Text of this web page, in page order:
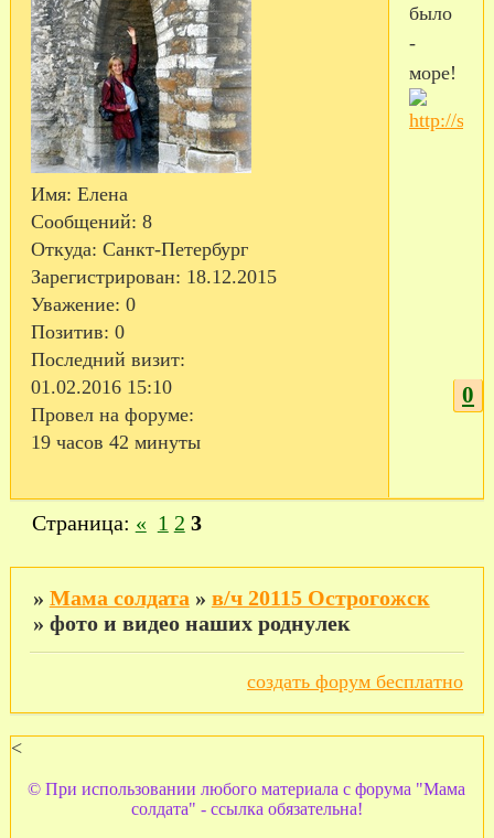
Имя: Елена
Сообщений: 8
Откуда: Санкт-Петербург
Зарегистрирован: 18.12.2015
Уважение: 0
Позитив: 0
Последний визит:
01.02.2016 15:10
Провел на форуме:
19 часов 42 минуты
было
-
море!
0
Страница: « 1 2 3
» Мама солдата » в/ч 20115 Острогожск
» фото и видео наших роднулек
создать форум бесплатно
<
© При использовании любого материала с форума "Мама
солдата" - ссылка обязательна!